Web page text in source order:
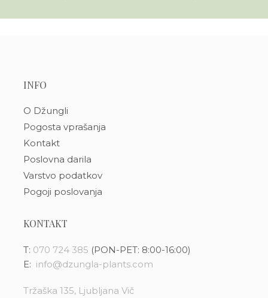
INFO
O Džungli
Pogosta vprašanja
Kontakt
Poslovna darila
Varstvo podatkov
Pogoji poslovanja
KONTAKT
T: 070 724 385 (PON-PET: 8:00-16:00)
E: info@dzungla-plants.com
Tržaška 135, Ljubljana Vič